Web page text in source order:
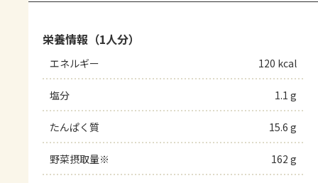
栄養情報（1人分）
エネルギー 120 kcal
塩分 1.1 g
たんぱく質 15.6 g
野菜摂取量※ 162 g